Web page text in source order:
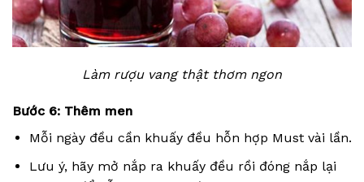
Làm rượu vang thật thơm ngon
Bước 6: Thêm men
Mỗi ngày đều cần khuấy đều hỗn hợp Must vài lần.
Lưu ý, hãy mở nắp ra khuấy đều rồi đóng nắp lại